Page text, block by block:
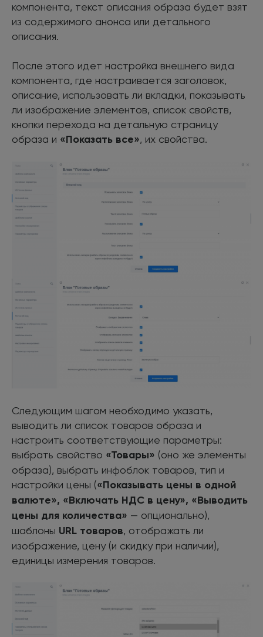
компонента, текст описания образа будет взят
из содержимого анонса или детального
описания.
После этого идет настройка внешнего вида
компонента, где настраивается заголовок,
описание, использовать ли вкладки, показывать
ли изображение элементов, список свойств,
кнопки перехода на детальную страницу
образа и «Показать все», их свойства.
Следующим шагом необходимо указать,
выводить ли список товаров образа и
настроить соответствующие параметры:
выбрать свойство «Товары» (оно же элементы
образа), выбрать инфоблок товаров, тип и
настройки цены («Показывать цены в одной
валюте», «Включать НДС в цену», «Выводить
цены для количества» — опционально),
шаблоны URL товаров, отображать ли
изображение, цену (и скидку при наличии),
единицы измерения товаров.